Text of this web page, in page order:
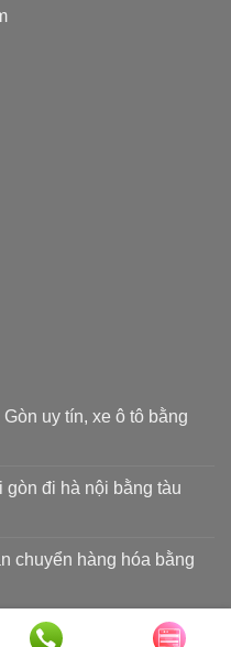
uy tín, xe ô tô bằng
đi hà nội bằng tàu
chuyển hàng hóa bằng